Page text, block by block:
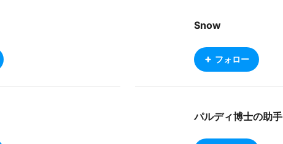
Snow
フォロー
パルディ博士の助手